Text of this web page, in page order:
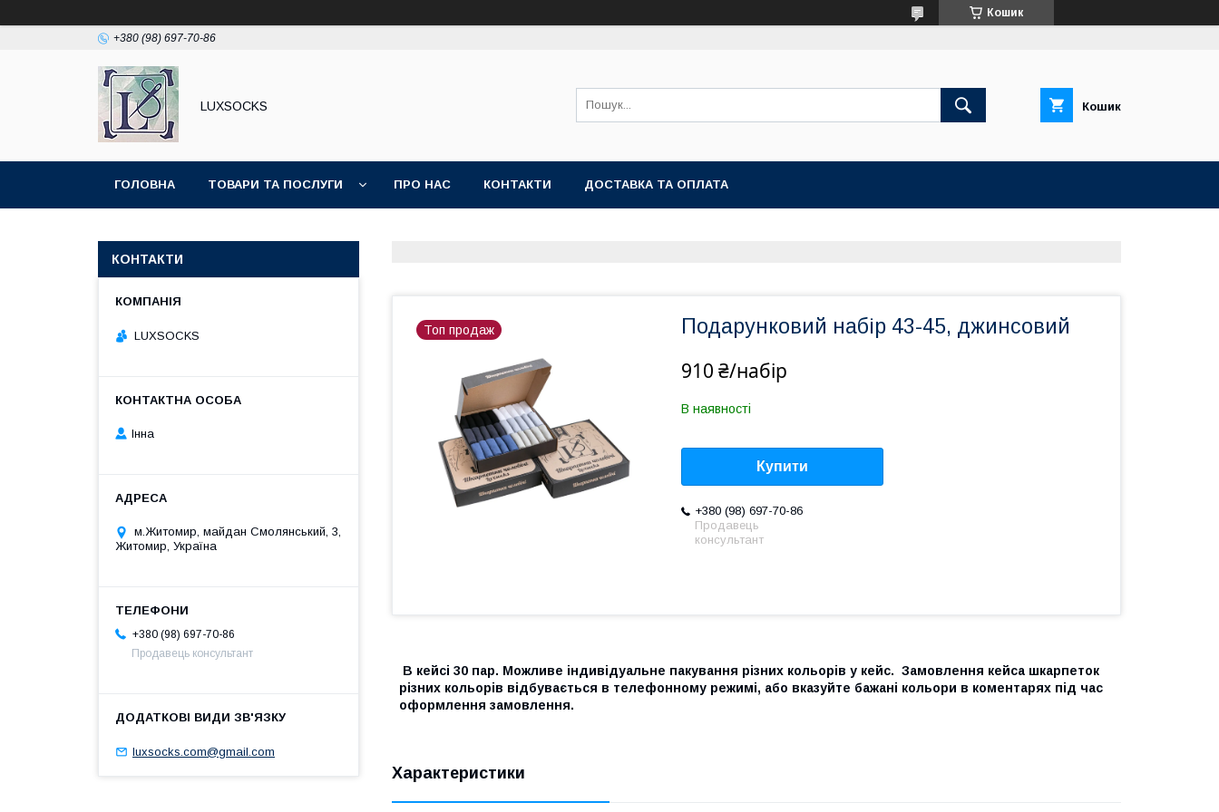
Кошик
+380 (98) 697-70-86
LUXSOCKS Кошик
ГОЛОВНА ТОВАРИ ТА ПОСЛУГИ ПРО НАС КОНТАКТИ ДОСТАВКА ТА ОПЛАТА
Топ продаж Подарунковий набір 43-45, джинсовий
910 ₴/набір
В наявності
Купити
+380 (98) 697-70-86
Продавець
консультант
В кейсі 30 пар. Можливе індивідуальне пакування різних кольорів у кейс. Замовлення кейса шкарпеток
різних кольорів відбувається в телефонному режимі, або вказуйте бажані кольори в коментарях під час
оформлення замовлення.
Характеристики
КОНТАКТИ
LUXSOСKS
Інна
м.Житомир, майдан Смолянський, 3,
Житомир, Україна
+380 (98) 697-70-86
Продавець консультант
luxsocks.com@gmail.com